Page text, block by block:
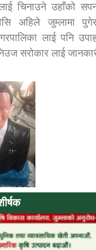
चिनाउने उहाँको
अहिले जुम्लामा
लाई पनि
सरोकार लाई